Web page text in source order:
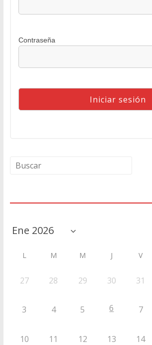
Contraseña
L M M J V
27 28 29 30 31
3 4 5 6 7
10 11 12 13 14